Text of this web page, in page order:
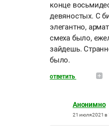
конце
девяностых. С
элегантно,
смеха было,
зайдешь.
было.
ответить
Анонимно
21 июля 2021 в